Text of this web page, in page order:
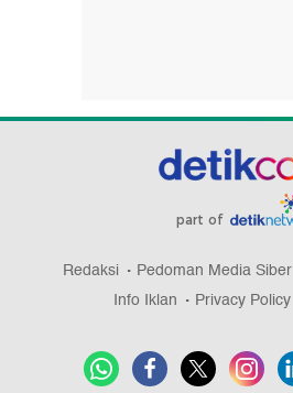
part of
Redaksi Pedoman Media Siber
Info Iklan
Privacy Policy